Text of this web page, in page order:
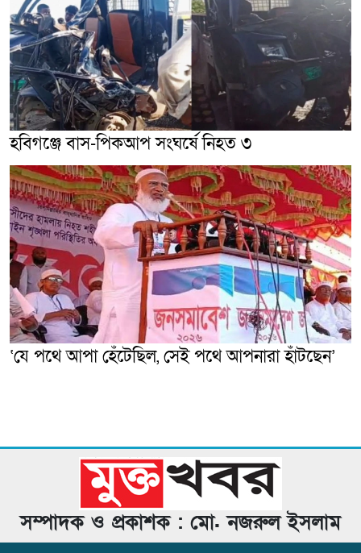
হবিগঞ্জে বাস-পিকআপ সংঘর্ষে নিহত ৩
‘যে পথে আপা হেঁটেছিল, সেই পথে আপনারা হাঁটছেন’
সম্পাদক ও প্রকাশক : মো. নজরুল ইসলাম